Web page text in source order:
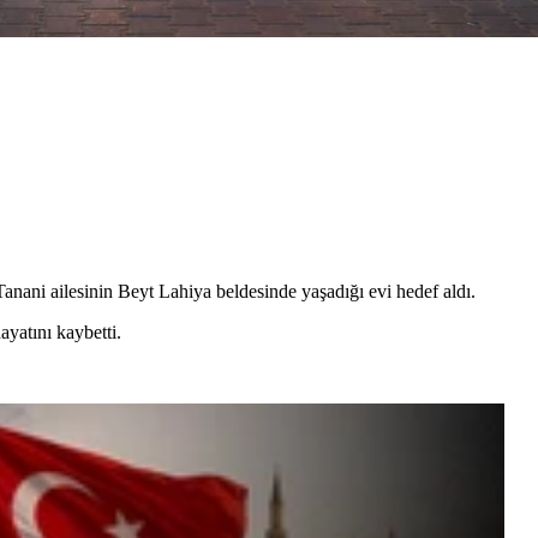
ailesinin Beyt Lahiya beldesinde yaşadığı evi hedef aldı.
kaybetti.